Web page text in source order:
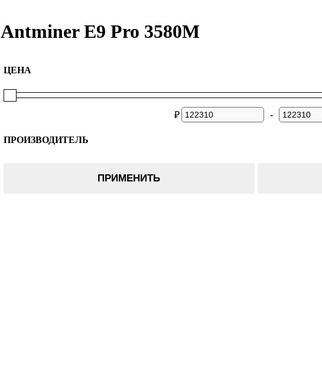
Antminer E9 Pro 3580M
ЦЕНА
₽ -
ПРОИЗВОДИТЕЛЬ
ПРИМЕНИТЬ